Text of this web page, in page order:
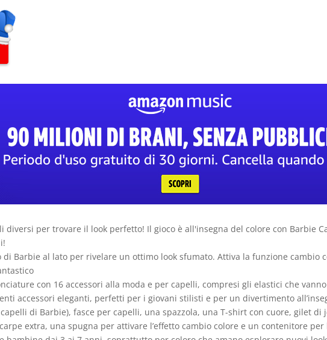
diversi per trovare il look perfetto! Il gioco è all'insegna del colore con Barbie
Barbie al lato per rivelare un ottimo look sfumato. Attiva la funzione cambio
con 16 accessori alla moda e per capelli, compresi gli elastici che
accessori eleganti, perfetti per i giovani stilisti e per un divertimento
di Barbie), fasce per capelli, una spazzola, una T-shirt con cuore, gilet di
extra, una spugna per attivare l’effetto cambio colore e un contenitore per